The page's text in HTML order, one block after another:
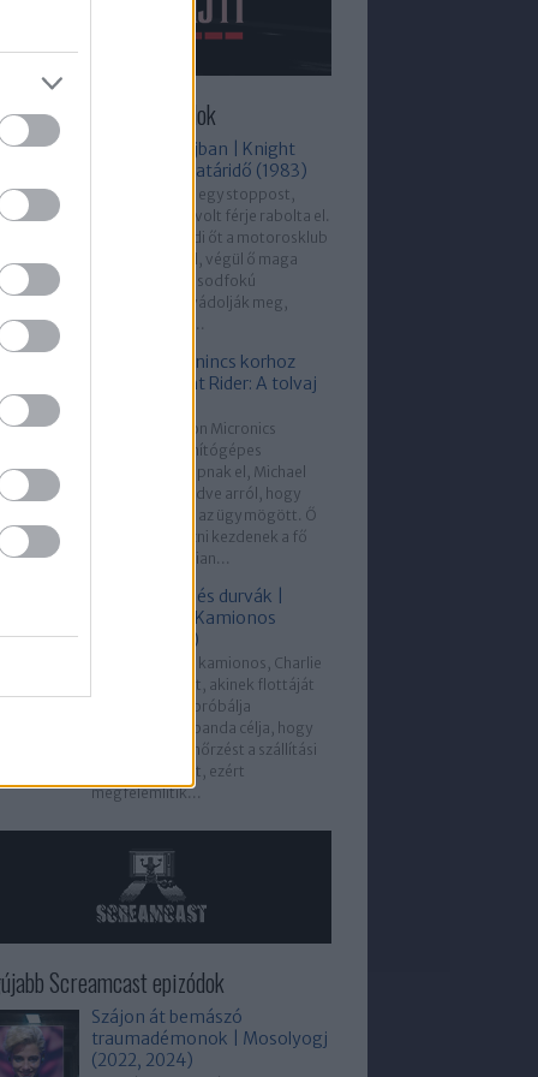
Helló, Pajti epizódok
Stoppos a bajban | Knight
Rider: Rövid határidő (1983)
Michael felvesz egy stoppost,
akinek a lányát volt férje rabolta el.
Amikor megvédi őt a motorosklub
néhány tagjától, végül ő maga
kerül bajba: másodfokú
gyilkossággal vádolják meg,
miközben a nő...
A videójáték nincs korhoz
kötve | Knight Rider: A tolvaj
Amikor a Deltron Micronics
vállalattól számítógépes
szoftvereket lopnak el, Michael
meg van győződve arról, hogy
belső ember áll az ügy mögött. Ő
és KITT nyomozni kezdenek a fő
gyanúsított, Julian...
Kamionosok és durvák |
Knight Rider: Kamionos
kaland (1983)
Michael egy női kamionos, Charlie
segítségére siet, akinek flottáját
egy bűnbanda próbálja
tönkretenni. A banda célja, hogy
átvegye az ellenőrzést a szállítási
útvonalak felett, ezért
megfélemlítik...
Screamcast epizódok
Szájon át bemászó
traumadémonok | Mosolyogj
(2022, 2024)